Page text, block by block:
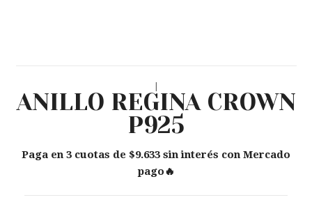
|
ANILLO REGINA CROWN
P925
Paga en 3 cuotas de $9.633 sin interés con Mercado
pago🔥